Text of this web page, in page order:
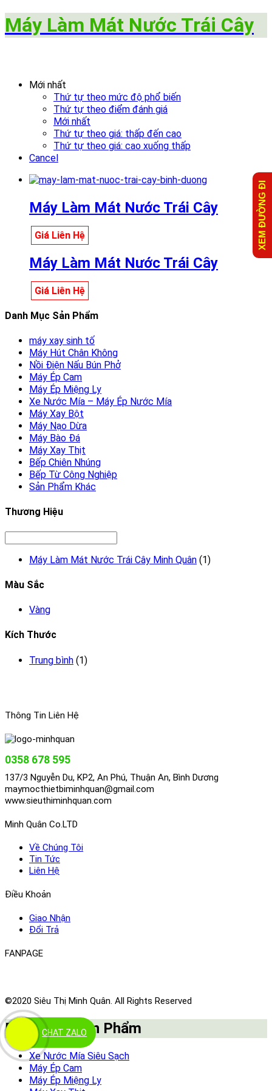
Máy Làm Mát Nước Trái Cây
Mới nhất
Thứ tự theo mức độ phổ biến
Thứ tự theo điểm đánh giá
Mới nhất
Thứ tự theo giá: thấp đến cao
Thứ tự theo giá: cao xuống thấp
Cancel
Máy Làm Mát Nước Trái Cây
Giá Liên Hệ
Máy Làm Mát Nước Trái Cây
Giá Liên Hệ
Danh Mục Sản Phẩm
máy xay sinh tố
Máy Hút Chân Không
Nồi Điện Nấu Bún Phở
Máy Ép Cam
Máy Ép Miệng Ly
Xe Nước Mía – Máy Ép Nước Mía
Máy Xay Bột
Máy Nạo Dừa
Máy Bào Đá
Máy Xay Thịt
Bếp Chiên Nhúng
Bếp Từ Công Nghiệp
Sản Phẩm Khác
Thương Hiệu
Máy Làm Mát Nước Trái Cây Minh Quân (1)
Màu Sắc
Vàng
Kích Thước
Trung bình (1)
CHAT ZALO
Thông Tin Liên Hệ
0358 678 595
137/3 Nguyễn Du, KP2, An Phú, Thuận An, Bình Dương
maymocthietbiminhquan@gmail.com
www.sieuthiminhquan.com
Minh Quân Co.LTD
Về Chúng Tôi
Tin Tức
Liên Hệ
Điều Khoản
Giao Nhận
Đổi Trả
FANPAGE
©2020 Siêu Thị Minh Quân. All Rights Reserved
XEM ĐƯỜNG ĐI
Danh Mục Sản Phẩm
Xe Nước Mía Siêu Sạch
Máy Ép Cam
Máy Ép Miệng Ly